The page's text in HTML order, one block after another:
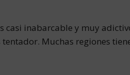
casi inabarcable y muy
tentador. Muchas regiones